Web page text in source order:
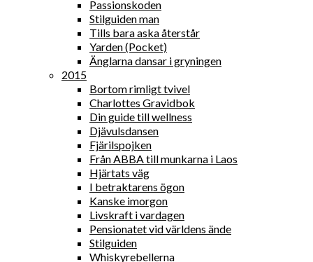
Passionskoden
Stilguiden man
Tills bara aska återstår
Yarden (Pocket)
Änglarna dansar i gryningen
2015
Bortom rimligt tvivel
Charlottes Gravidbok
Din guide till wellness
Djävulsdansen
Fjärilspojken
Från ABBA till munkarna i Laos
Hjärtats väg
I betraktarens ögon
Kanske imorgon
Livskraft i vardagen
Pensionatet vid världens ände
Stilguiden
Whiskyrebellerna